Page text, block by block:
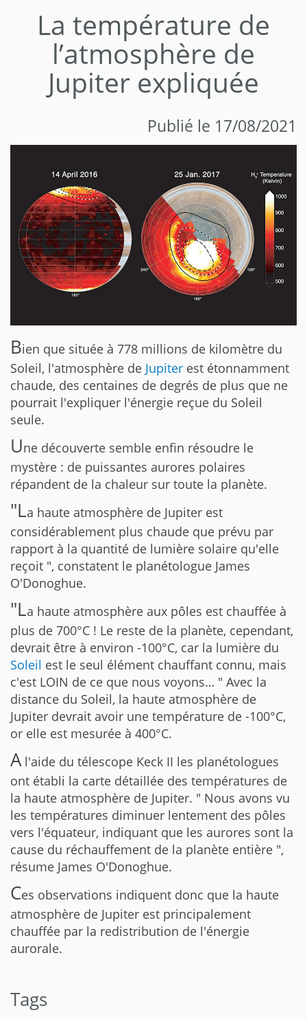
La température de
l’atmosphère de
Jupiter expliquée
Publié le 17/08/2021
Bien que située à 778 millions de kilomètre du
Soleil, l'atmosphère de Jupiter est étonnamment
chaude, des centaines de degrés de plus que ne
pourrait l'expliquer l'énergie reçue du Soleil
seule.
Une découverte semble enfin résoudre le
mystère : de puissantes aurores polaires
répandent de la chaleur sur toute la planète.
"La haute atmosphère de Jupiter est
considérablement plus chaude que prévu par
rapport à la quantité de lumière solaire qu'elle
reçoit ", constatent le planétologue James
O'Donoghue.
"La haute atmosphère aux pôles est chauffée à
plus de 700°C ! Le reste de la planète, cependant,
devrait être à environ -100°C, car la lumière du
Soleil est le seul élément chauffant connu, mais
c'est LOIN de ce que nous voyons… " Avec la
distance du Soleil, la haute atmosphère de
Jupiter devrait avoir une température de -100°C,
or elle est mesurée à 400°C.
Al'aide du télescope Keck II les planétologues
ont établi la carte détaillée des températures de
la haute atmosphère de Jupiter. " Nous avons vu
les températures diminuer lentement des pôles
vers l'équateur, indiquant que les aurores sont la
cause du réchauffement de la planète entière ",
résume James O'Donoghue.
Ces observations indiquent donc que la haute
atmosphère de Jupiter est principalement
chauffée par la redistribution de l'énergie
aurorale.
Tags